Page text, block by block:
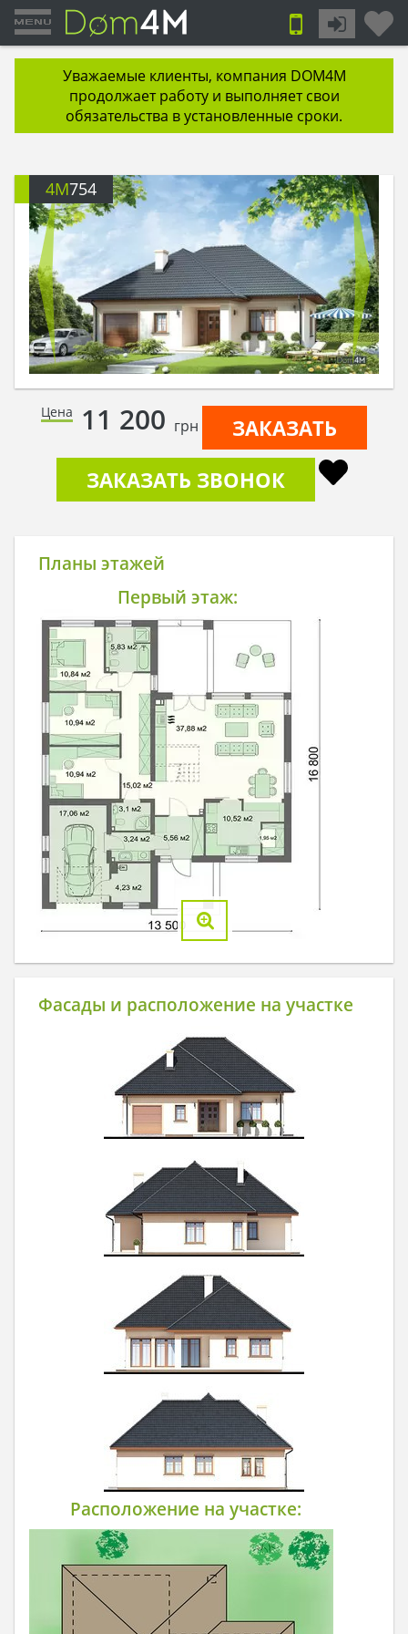
Уважаемые клиенты, компания DOM4M
продолжает работу и выполняет свои
обязательства в установленные сроки.
4M754
Цена 11 200 грн
ЗАКАЗАТЬ
ЗАКАЗАТЬ ЗВОНОК
Планы этажей
Первый этаж:
Фасады и расположение на участке
Расположение на участке: